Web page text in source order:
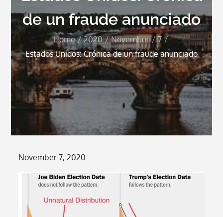
de un fraude anunciado
Home 2020 November
7
Estados Unidos: Crónica de un fraude anunciado
Posted
November 7, 2020